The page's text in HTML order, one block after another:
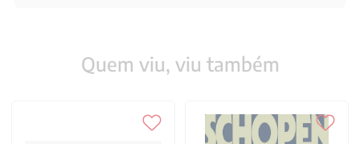
Quem viu, viu também